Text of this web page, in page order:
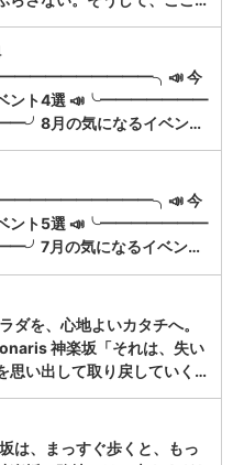
今
ベント4選 📣╰━━━━━━━
月の気になるイベン…
今
ベント5選 📣╰━━━━━━━
月の気になるイベン…
ダを、心地よいカタチへ。
神楽坂「それは、失い
思い出して取り戻していく…
は、まっすぐ歩くと、もっ